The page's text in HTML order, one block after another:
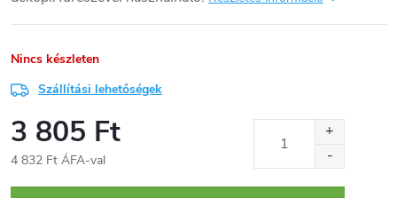
Nincs készleten
Szállítási lehetőségek
3 805 Ft
4 832 Ft ÁFA-val